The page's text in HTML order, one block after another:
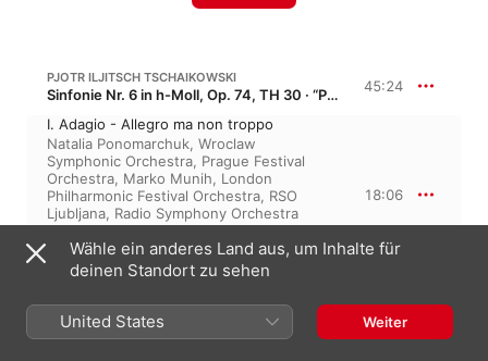
PJOTR ILJITSCH TSCHAIKOWSKI
Sinfonie Nr. 6 in h-Moll, Op. 74, TH 30 · “Pathetische Symphonie” 45:24
I. Adagio - Allegro ma non troppo
Natalia Ponomarchuk, Wroclaw
Symphonic Orchestra, Prague Festival
Orchestra, Marko Munih, London
Philharmonic Festival Orchestra, RSO
Ljubljana, Radio Symphony Orchestra
Ljudljana,Academy Of St. Christopher
Orchestra,Pavel Urbanek,Victor de
Stradelli
18:06
Natalia Ponomarchuk,Anton Nanut,
RSO
Ljubljana
7:59
III. Allegro molto vivace
Wähle ein anderes Land aus, um Inhalte für
deinen Standort zu sehen
United States Weiter